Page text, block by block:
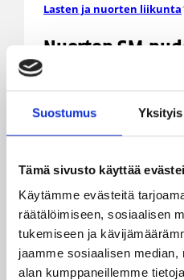
Suostumus
Tämä sivusto käyttää
Käytämme evästeitä
räätälöimiseen, sosiaalisen
tukemiseen ja
jaamme sosiaalisen
alan kumppaneillemme
Lasten ja nuorten liikunta
Nuorten SM-
A- ja B-nuorten SM-
käyntiin lauantaina
Hongan päihittäessä A-
(41–34), ja Vimpelin
WB/Capitals I:n 57–71